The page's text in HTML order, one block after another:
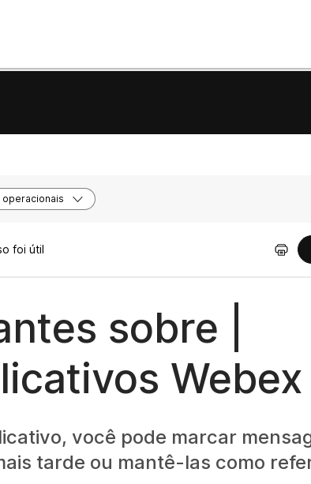
operacionais
foi útil
sobre |
Webex
você pode marcar
tarde ou mantê-las como